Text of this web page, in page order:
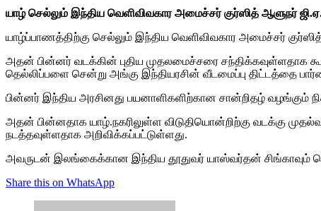
யாழ் செல்லும் இந்திய வெளிவிவகார அமைச்சர் குர்ஸித் ஆளுநர்
யாழ்ப்பாணத்திற்கு செல்லும் இந்திய வெளிவிவகார அமைச்சர்
அதன் பின்னர் வடக்கின் புதிய முதலமைச்சரை சந்திக்கவுள்ளதாக
தெல்லிப்பளை சென்று அங்கு இந்தியரசின் வீடமைப்பு திட்டத்தை
பின்னர் இந்திய அரசினது பயனாளிகளிற்கான சான்றிதழ் வழங்கும்
அதன் பின்னதாக யாழ்.நகரிலுள்ள விடுதியொன்றிற்கு வடக்கு
நடத்தவுள்ளதாக அறிவிக்கப்பட்டுள்ளது.
அவருடன் இலங்கைக்கான இந்திய தூதுவர் யாஸ்வர்தன் சிங்காவும்
Share this on WhatsApp